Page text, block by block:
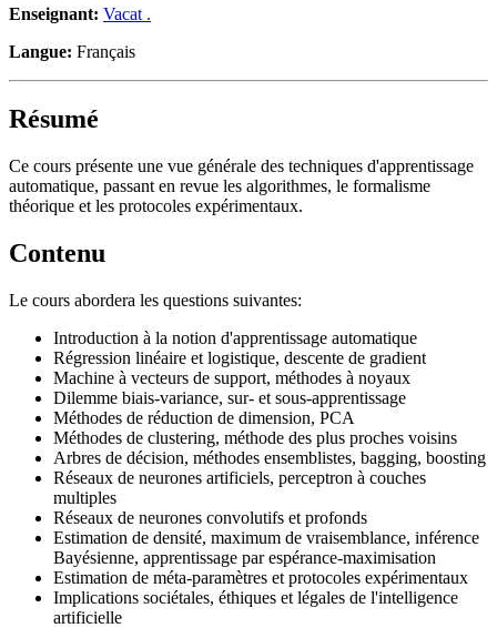
Enseignant: Vacat .
Langue: Français
Résumé
Ce cours présente une vue générale des techniques d'apprentissage
automatique, passant en revue les algorithmes, le formalisme
théorique et les protocoles expérimentaux.
Contenu
Le cours abordera les questions suivantes:
Introduction à la notion d'apprentissage automatique
Régression linéaire et logistique, descente de gradient
Machine à vecteurs de support, méthodes à noyaux
Dilemme biais-variance, sur- et sous-apprentissage
Méthodes de réduction de dimension, PCA
Méthodes de clustering, méthode des plus proches voisins
Arbres de décision, méthodes ensemblistes, bagging, boosting
Réseaux de neurones artificiels, perceptron à couches
multiples
Réseaux de neurones convolutifs et profonds
Estimation de densité, maximum de vraisemblance, inférence
Bayésienne, apprentissage par espérance-maximisation
Estimation de méta-paramètres et protocoles expérimentaux
Implications sociétales, éthiques et légales de l'intelligence
artificielle